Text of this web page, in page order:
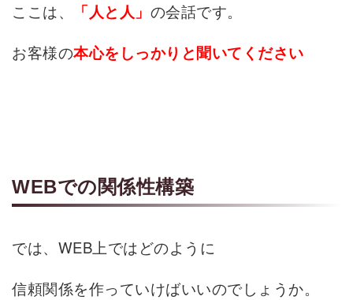
ここは、
「人と人」 の会話です。
お客様の本心をしっかりと聞いてください
WEBでの関係性構築
では、WEB上ではどのように
信頼関係を作っていけばいいのでしょうか。